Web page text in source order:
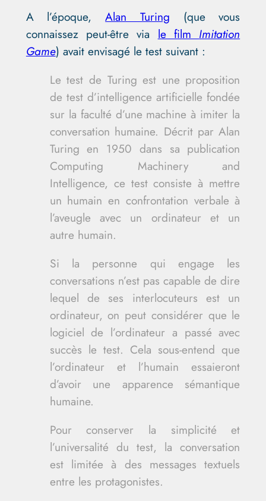
A l’époque,Alan Turing (que vous
connaissez peut-être via le film Imitation
Game) avait envisagé le test suivant :
Le test de Turing est une proposition
de test d’intelligence artificielle fondée
sur la faculté d’une machine à imiter la
conversation humaine. Décrit par Alan
Turing en 1950 dans sa publication
Computing Machinery and
Intelligence, ce test consiste à mettre
un humain en confrontation verbale à
l’aveugle avec un ordinateur et un
autre humain.
Si la personne qui engage les
conversations n’est pas capable de dire
lequel de ses interlocuteurs est un
ordinateur, on peut considérer que le
logiciel de l’ordinateur a passé avec
succès le test. Cela sous-entend que
l’ordinateur et l’humain essaieront
d’avoir une apparence sémantique
humaine.
Pour conserver la simplicité et
l’universalité du test, la conversation
est limitée à des messages textuels
entre les protagonistes.